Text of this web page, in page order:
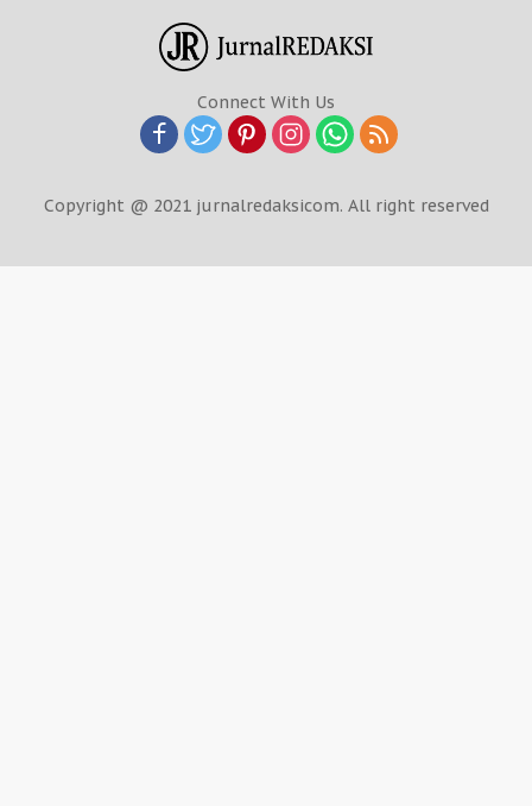
Connect With Us
Copyright @ 2021 jurnalredaksicom. All right reserved